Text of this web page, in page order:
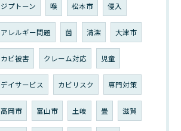
ジプトーン 喉 松本市 侵入
アレルギー問題 菌 清潔 大津市
カビ被害 クレーム対応 児童
デイサービス カビリスク 専門対策
高岡市 富山市 土岐 畳 滋賀